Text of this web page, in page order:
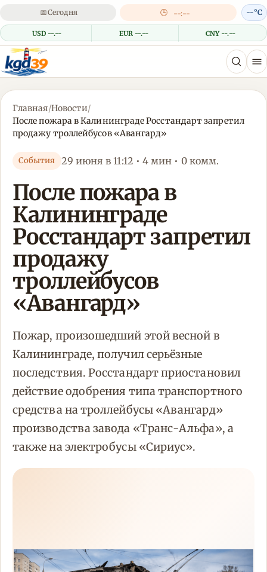
📅Сегодня 🕒 --:--
USD --.-- EUR --.-- CNY --.--
--°C
Главная/Новости/
После пожара в Калининграде Росстандарт запретил
продажу троллейбусов «Авангард»
События 29 июня в 11:12 • 4 мин • 0 комм.
После пожара в
Калининграде
Росстандарт запретил
продажу
троллейбусов
«Авангард»
Пожар, произошедший этой весной в
Калининграде, получил серьёзные
последствия. Росстандарт приостановил
действие одобрения типа транспортного
средства на троллейбусы «Авангард»
производства завода «Транс-Альфа», а
также на электробусы «Сириус».